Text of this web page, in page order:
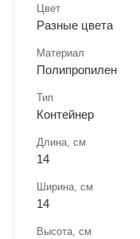
Цвет
Разные цвета
Материал
Полипропилен
Тип
Контейнер
Длина, cм
14
Ширина, cм
14
Высота, см